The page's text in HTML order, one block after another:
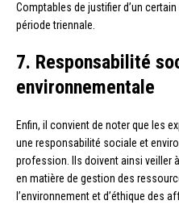
Comptables de justifier d’un
période triennale.
7. Responsabilité
environnementale
Enfin, il convient de noter que les
une responsabilité sociale et
profession. Ils doivent ainsi veiller
en matière de gestion des
l’environnement et d’éthique des